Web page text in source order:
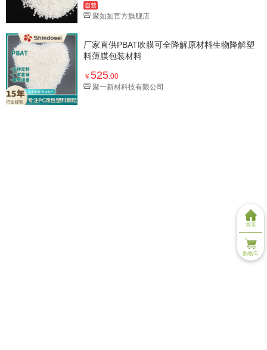
聚如如官方旗舰店
厂家直供PBAT吹膜可全降解原材料生物降解塑
料薄膜包装材料
￥ 525.00
聚一新材科技有限公司
首页
购物车